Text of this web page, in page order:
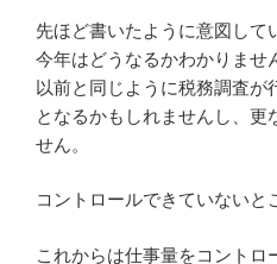
先ほど書いたように意図して
今年はどうなるかわかりませ
以前と同じように税務調査が
となるかもしれませんし、更
せん。
コントロールできていないと
これからは仕事量をコントロ